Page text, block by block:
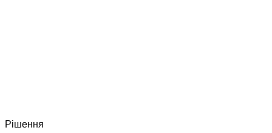
Рішення